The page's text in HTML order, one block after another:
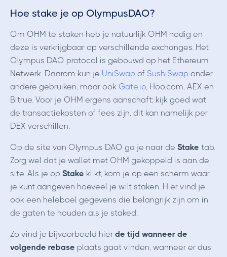
Hoe stake je op OlympusDAO?
Om OHM te staken heb je natuurlijk OHM nodig en
deze is verkrijgbaar op verschillende exchanges. Het
Olympus DAO protocol is gebouwd op het Ethereum
Netwerk. Daarom kun je UniSwap of SushiSwap onder
andere gebruiken, maar ook Gate.io, Hoo.com, AEX en
Bitrue. Voor je OHM ergens aanschaft: kijk goed wat
de transactiekosten of fees zijn, dit kan namelijk per
DEX verschillen.
Op de site van Olympus DAO ga je naar de Stake tab.
Zorg wel dat je wallet met OHM gekoppeld is aan de
site. Als je op Stake klikt, kom je op een scherm waar
je kunt aangeven hoeveel je wilt staken. Hier vind je
ook een heleboel gegevens die belangrijk zijn om in
de gaten te houden als je staked.
Zo vind je bijvoorbeeld hier de tijd wanneer de
volgende rebase plaats gaat vinden, wanneer er dus